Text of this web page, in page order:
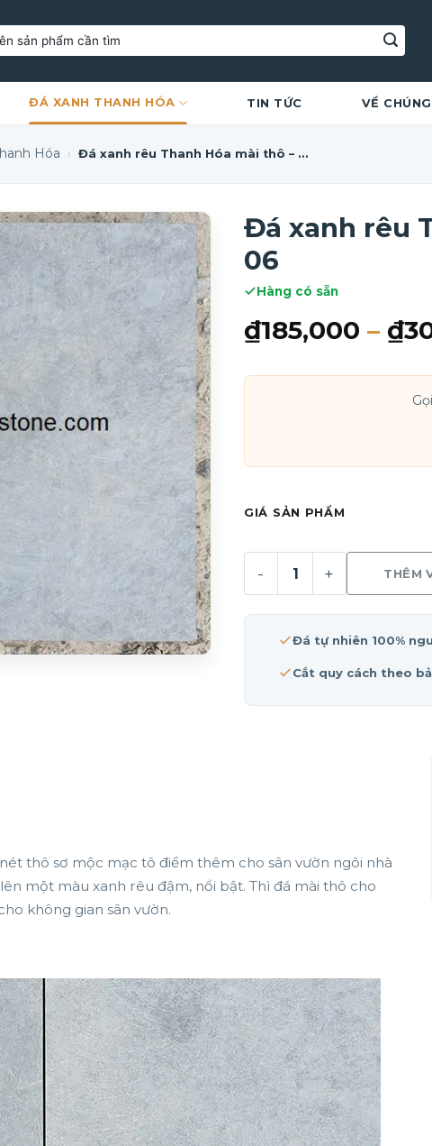
ĐÁ XANH THANH HÓA TIN TỨC VỀ
Hóa › Đá xanh rêu Thanh Hóa mài thô – DAM 06
Đá xanh rêu
06
Hàng có sẵn
₫185,000 – ₫
GIÁ SẢN PHẨM
Số lượng
THÊM
Đá tự nhiên 100%
Cắt quy cách theo
thô sơ mộc mạc tô điểm thêm cho sân vườn ngôi nhà
một màu xanh rêu đậm, nổi bật. Thì đá mài thô cho
không gian sân vườn.